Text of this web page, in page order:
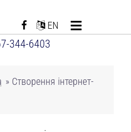
EN
344-6403
» Створення інтернет-